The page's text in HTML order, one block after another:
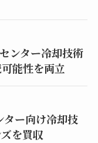
ンター冷却技術
能性を両立
ター向け冷却技
を買収